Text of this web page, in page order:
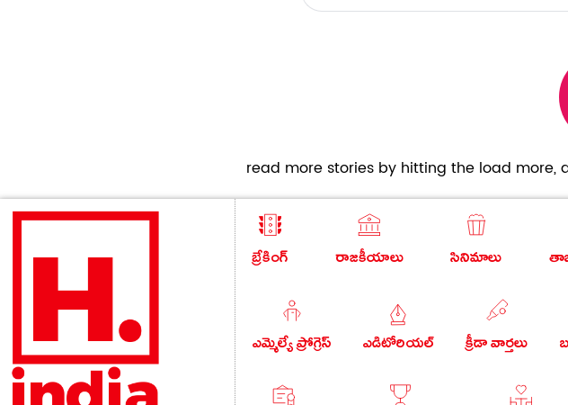
read more stories by hitting the load
బ్రేకింగ్ రాజకీయాలు సినిమాలు
ఎమ్మెల్యే ప్రోగ్రెస్ ఎడిటోరియల్ క్రీడా వార్తలు